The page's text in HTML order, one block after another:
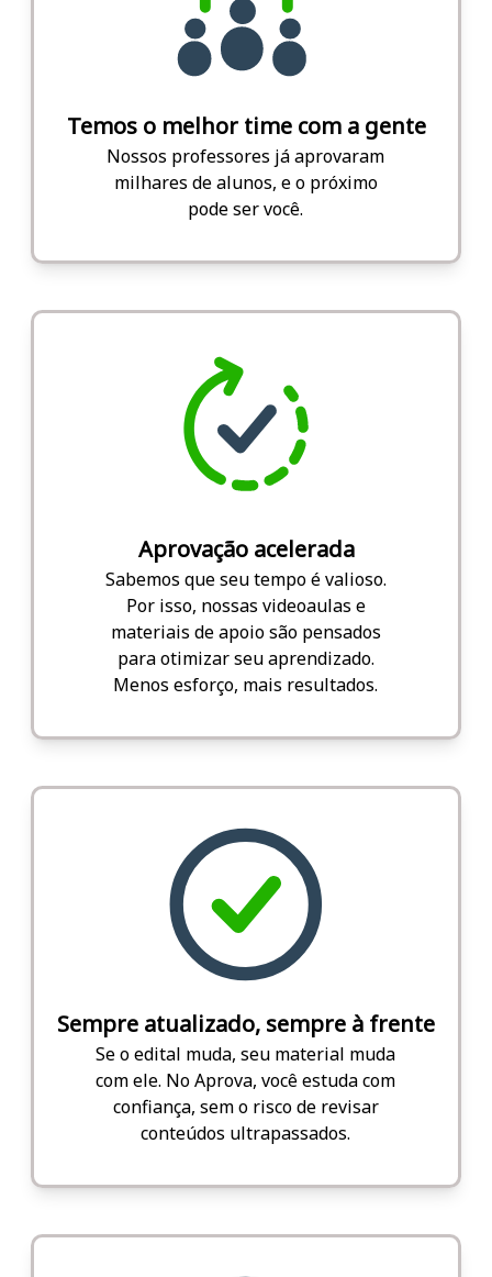
Temos o melhor time com a gente
Nossos professores já aprovaram
milhares de alunos, e o próximo
pode ser você.
Aprovação acelerada
Sabemos que seu tempo é valioso.
Por isso, nossas videoaulas e
materiais de apoio são pensados
para otimizar seu aprendizado.
Menos esforço, mais resultados.
Sempre atualizado, sempre à frente
Se o edital muda, seu material muda
com ele. No Aprova, você estuda com
confiança, sem o risco de revisar
conteúdos ultrapassados.